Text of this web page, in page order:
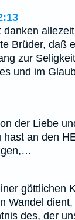
Brüder, daß
zur
und im
der Liebe
hast an den
göttlichen
Wandel
des, der